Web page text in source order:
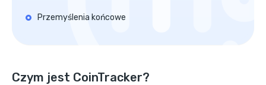
Przemyślenia końcowe
Czym jest CoinTracker?